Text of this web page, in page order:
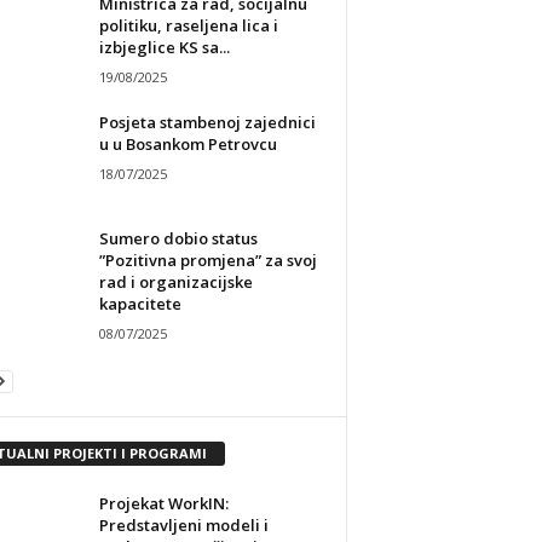
politiku, raseljena lica i
izbjeglice KS sa...
19/08/2025
Posjeta stambenoj zajednici
u u Bosankom Petrovcu
18/07/2025
Sumero dobio status
”Pozitivna promjena” za svoj
rad i organizacijske
kapacitete
08/07/2025
PROJEKTI I PROGRAMI
Projekat WorkIN:
Predstavljeni modeli i